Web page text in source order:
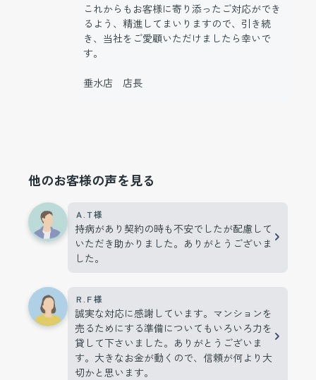
これからもお客様に寄り添ったご対応ができ
るよう、精進してまいりますので、引き続
き、当社をご愛顧いただけましたら幸いで
す。
垂水店 店長
他のお客様の声を見る
Ａ.Ｔ様
持病があり契約の時も不安でしたが配慮して
いただき助かりました。ありがとうございま
した。
Ｒ.Ｆ様
誠実な対応に感謝しています。マンションを
売るためにする準備についてもいろいろ力を
貸して下さいました。ありがとうございま
す。大きなお金が動くので、信頼が何より大
切かと思います。